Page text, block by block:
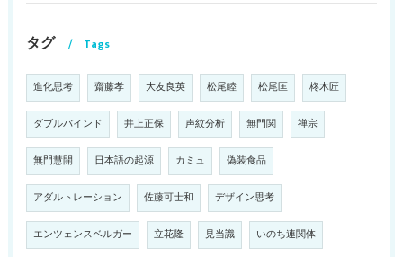
タグ Tags
進化思考 齋藤孝 大友良英 松尾睦 松尾匡 柊木匠
ダブルバインド 井上正保 声紋分析 無門関 禅宗
無門慧開 日本語の起源 カミュ 偽装食品
アダルトレーション 佐藤可士和 デザイン思考
エンツェンスベルガー 立花隆 見当識 いのち連関体